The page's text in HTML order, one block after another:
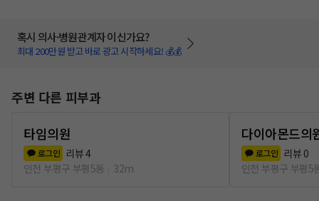
혹시 의사·병원관계자 이신가요?
최대 200만원 받고 바로 광고 시작하세요! 💰💰
주변 다른 피부과
타임의원
로그인 리뷰4
인천 부평구 부평5동
32m
다이아몬드의
로그인 리뷰 0
인천 부평구 부평5